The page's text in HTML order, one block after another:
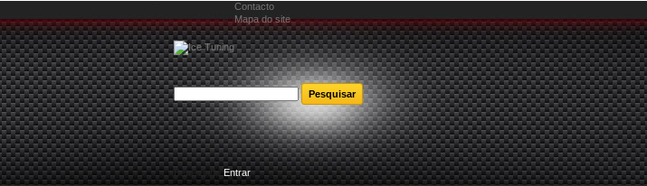
Contacto
Mapa do site
Bem-vindoEntrar